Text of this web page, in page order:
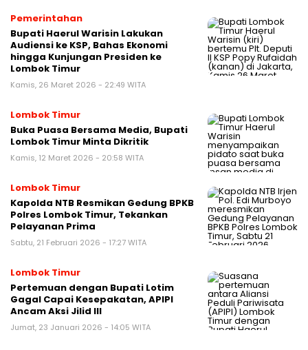
Pemerintahan
Bupati Haerul Warisin Lakukan
Audiensi ke KSP, Bahas Ekonomi
hingga Kunjungan Presiden ke
Lombok Timur
Kamis, 26 Maret 2026 - 22:49 WITA
Lombok Timur
Buka Puasa Bersama Media, Bupati
Lombok Timur Minta Dikritik
Kamis, 12 Maret 2026 - 20:58 WITA
Lombok Timur
Kapolda NTB Resmikan Gedung BPKB
Polres Lombok Timur, Tekankan
Pelayanan Prima
Sabtu, 21 Februari 2026 - 17:27 WITA
Lombok Timur
Pertemuan dengan Bupati Lotim
Gagal Capai Kesepakatan, APIPI
Ancam Aksi Jilid III
Jumat, 23 Januari 2026 - 14:05 WITA